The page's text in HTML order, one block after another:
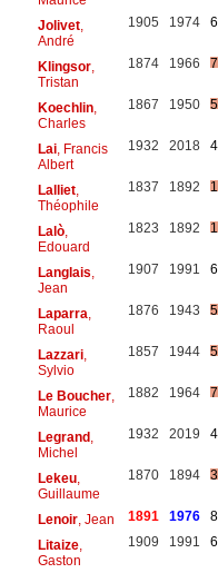
Jolivet,
André
1905 1974
Klingsor,
Tristan
1874 1966
Koechlin,
Charles
1867 1950
Lai, Francis
Albert
1932 2018
Lalliet,
Théophile
1837 1892 1
Lalò,
Edouard
1823 1892 1
Langlais
Jean
1907 1991
Laparra
Raoul
1876 1943
Lazzari,
Sylvio
1857 1944
Le Boucher,
Maurice
1882 1964
Legrand,
Michel
1932 2019
Lekeu,
Guillaume
1870 1894 3
Lenoir, Jean 1891 1976
Litaize,
Gaston
1909 1991